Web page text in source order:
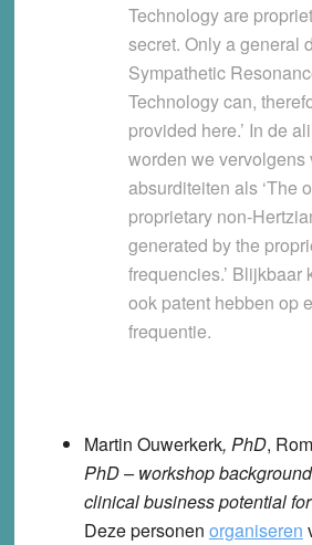
Technology are
secret. Only a general
Sympathetic
Technology can,
provided here.’ In de
worden we vervolgens
absurditeiten als ‘The
proprietary non-
generated by the
frequencies.’ Blijkbaar
ook patent hebben op
frequentie.
Martin Ouwerkerk, PhD,
PhD – workshop
clinical business potential
Deze personen organiseren